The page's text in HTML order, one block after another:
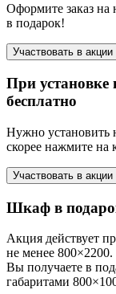
Оформите заказ на
в подарок!
Участвовать в акции
При установке
бесплатно
Нужно установить
скорее нажмите на
Участвовать в акции
Шкаф в
Акция действует
не менее
Вы получаете в
габаритами